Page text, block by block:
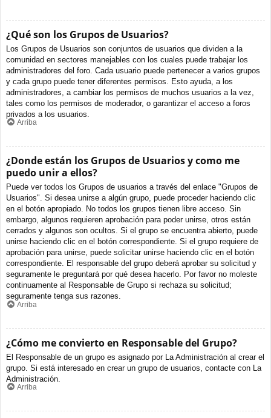
¿Qué son los Grupos de Usuarios?
Los Grupos de Usuarios son conjuntos de usuarios que dividen a la
comunidad en sectores manejables con los cuales puede trabajar los
administradores del foro. Cada usuario puede pertenecer a varios grupos
y cada grupo puede tener diferentes permisos. Esto ayuda, a los
administradores, a cambiar los permisos de muchos usuarios a la vez,
tales como los permisos de moderador, o garantizar el acceso a foros
privados a los usuarios.
Arriba
¿Donde están los Grupos de Usuarios y como me
puedo unir a ellos?
Puede ver todos los Grupos de usuarios a través del enlace "Grupos de
Usuarios". Si desea unirse a algún grupo, puede proceder haciendo clic
en el botón apropiado. No todos los grupos tienen libre acceso. Sin
embargo, algunos requieren aprobación para poder unirse, otros están
cerrados y algunos son ocultos. Si el grupo se encuentra abierto, puede
unirse haciendo clic en el botón correspondiente. Si el grupo requiere de
aprobación para unirse, puede solicitar unirse haciendo clic en el botón
correspondiente. El responsable del grupo deberá aprobar su solicitud y
seguramente le preguntará por qué desea hacerlo. Por favor no moleste
continuamente al Responsable de Grupo si rechaza su solicitud;
seguramente tenga sus razones.
Arriba
¿Cómo me convierto en Responsable del Grupo?
El Responsable de un grupo es asignado por La Administración al crear el
grupo. Si está interesado en crear un grupo de usuarios, contacte con La
Administración.
Arriba